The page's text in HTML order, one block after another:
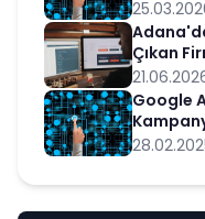
Çıkan
Google